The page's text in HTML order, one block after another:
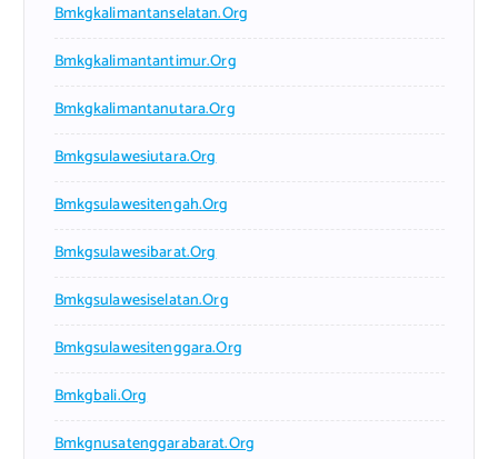
Bmkgkalimantanselatan.org
Bmkgkalimantantimur.org
Bmkgkalimantanutara.org
Bmkgsulawesiutara.org
Bmkgsulawesitengah.org
Bmkgsulawesibarat.org
Bmkgsulawesiselatan.org
Bmkgsulawesitenggara.org
Bmkgbali.org
Bmkgnusatenggarabarat.org